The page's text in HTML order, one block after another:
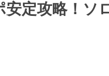
定攻略！ソ